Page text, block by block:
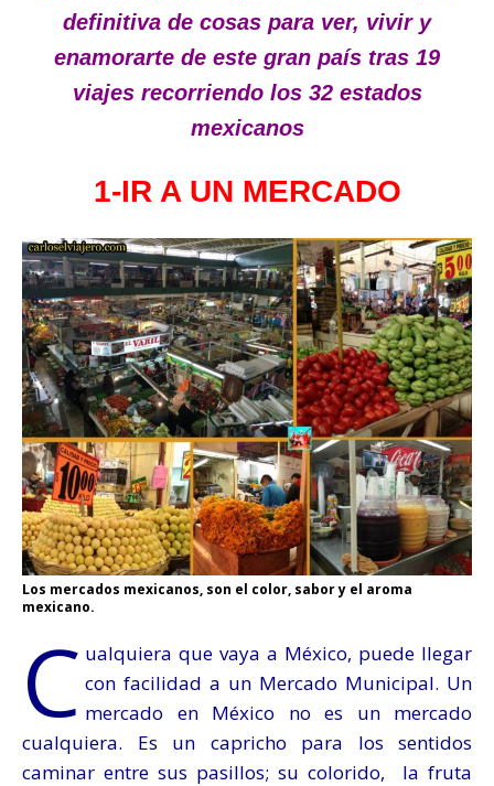
definitiva de cosas para ver, vivir y
enamorarte de este gran país tras 19
viajes recorriendo los 32 estados
mexicanos
1-IR A UN MERCADO
Los mercados mexicanos, son el color, sabor y el aroma
mexicano.
C ualquiera que vaya a México, puede llegar
con facilidad a un Mercado Municipal. Un
mercado en México no es un mercado
cualquiera. Es un capricho para los sentidos
caminar entre sus pasillos; su colorido, la fruta